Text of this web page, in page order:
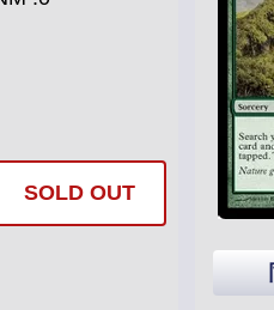
SOLD OUT